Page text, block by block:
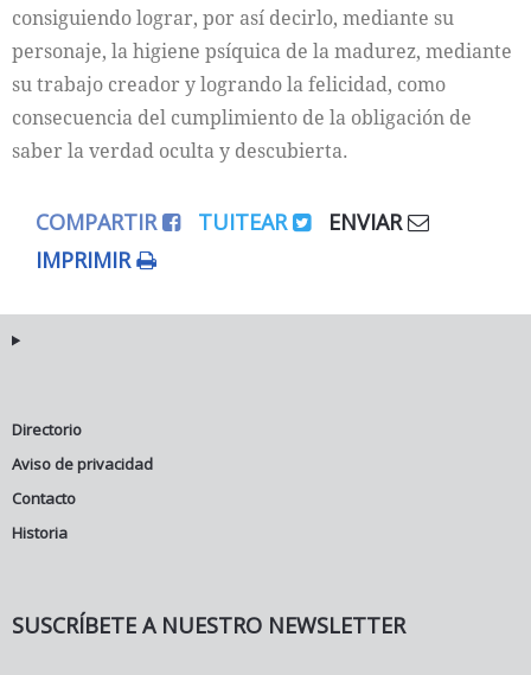
consiguiendo lograr, por así decirlo, mediante su
personaje, la higiene psíquica de la madurez, mediante
su trabajo creador y logrando la felicidad, como
consecuencia del cumplimiento de la obligación de
saber la verdad oculta y descubierta.
COMPARTIR TUITEAR
ENVIAR
IMPRIMIR
Directorio
Aviso de privacidad
Contacto
Historia
SUSCRÍBETE A NUESTRO NEWSLETTER